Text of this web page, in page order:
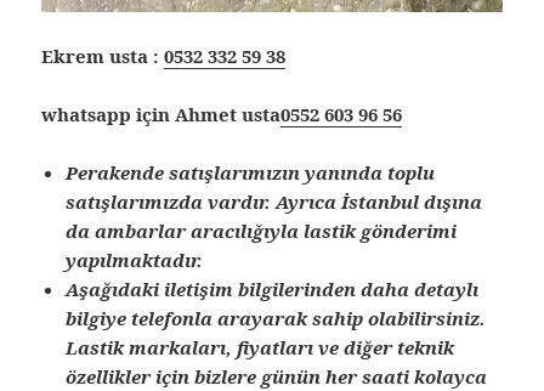
Ekrem usta :0532 332 59 38
whatsapp için Ahmet usta0552 603 96 56
Perakende satışlarımızın yanında toplu
satışlarımızda vardır. Ayrıca İstanbul dışına
da ambarlar aracılığıyla lastik gönderimi
yapılmaktadır.
Aşağıdaki iletişim bilgilerinden daha detaylı
bilgiye telefonla arayarak sahip olabilirsiniz.
Lastik markaları, fiyatları ve diğer teknik
özellikler için bizlere günün her saati kolayca